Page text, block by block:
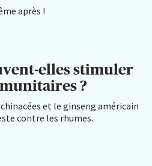
après !
elles stimuler
?
et le ginseng américain
contre les rhumes.